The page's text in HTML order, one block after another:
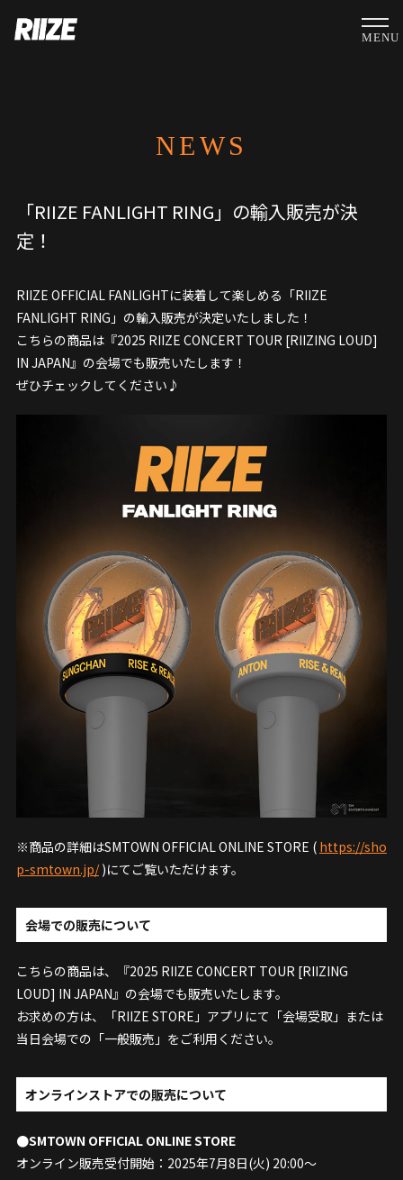
MENU
NEWS
「RIIZE FANLIGHT RING」の輸入販売が決
定！
RIIZE OFFICIAL FANLIGHTに装着して楽しめる「RIIZE
FANLIGHT RING」の輸入販売が決定いたしました！
こちらの商品は『2025 RIIZE CONCERT TOUR [RIIZING LOUD]
IN JAPAN』の会場でも販売いたします！
ぜひチェックしてください♪
※商品の詳細はSMTOWN OFFICIAL ONLINE STORE ( https://sho
p-smtown.jp/)にてご覧いただけます。
会場での販売について
こちらの商品は、『2025 RIIZE CONCERT TOUR [RIIZING
LOUD] IN JAPAN』の会場でも販売いたします。
お求めの方は、「RIIZE STORE」アプリにて「会場受取」または
当日会場での「一般販売」をご利用ください。
オンラインストアでの販売について
●SMTOWN OFFICIAL ONLINE STORE
オンライン販売受付開始：2025年7月8日(火) 20:00～